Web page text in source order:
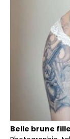
Belle brune